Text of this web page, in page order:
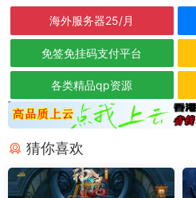
海外服务器25/月
免签免挂码支付平台
各类精品qp资源
猜你喜欢